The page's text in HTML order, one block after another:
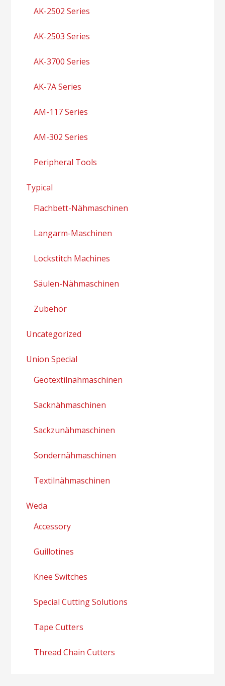
AK-2502 Series
AK-2503 Series
AK-3700 Series
AK-7A Series
AM-117 Series
AM-302 Series
Peripheral Tools
Typical
Flachbett-Nähmaschinen
Langarm-Maschinen
Lockstitch Machines
Säulen-Nähmaschinen
Zubehör
Uncategorized
Union Special
Geotextilnähmaschinen
Sacknähmaschinen
Sackzunähmaschinen
Sondernähmaschinen
Textilnähmaschinen
Weda
Accessory
Guillotines
Knee Switches
Special Cutting Solutions
Tape Cutters
Thread Chain Cutters